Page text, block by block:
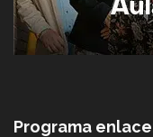
Programa